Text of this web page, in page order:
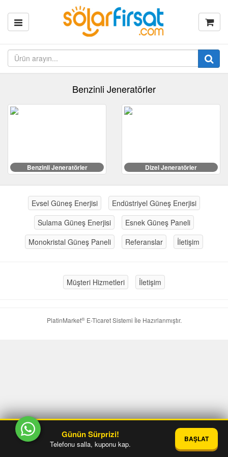
Benzinli Jeneratörler
Benzinli Jeneratörler Dizel Jeneratörler
Evsel Güneş Enerjisi
Endüstriyel Güneş Enerjisi
Sulama Güneş Enerjisi
Esnek Güneş Paneli
Monokristal Güneş Paneli
Referanslar İletişim
Müşteri Hizmetleri İletişim
PlatinMarket®E-Ticaret Sistemi İle Hazırlanmıştır.
Günün Sürprizi!
Telefonu salla, kuponu kap.
BAŞLAT